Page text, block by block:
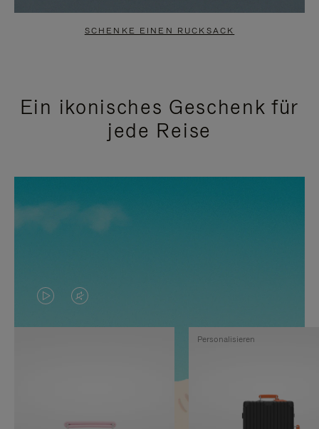
SCHENKE EINEN RUCKSACK
Ein ikonisches Geschenk für
jede Reise
DAS
VIDEO
VIDEO
IST
Personalisieren